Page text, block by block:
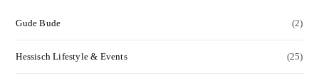
Gude Bude (2)
Hessisch Lifestyle & Events (25)